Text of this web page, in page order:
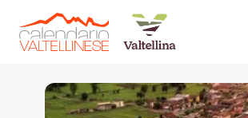
Torna indietro